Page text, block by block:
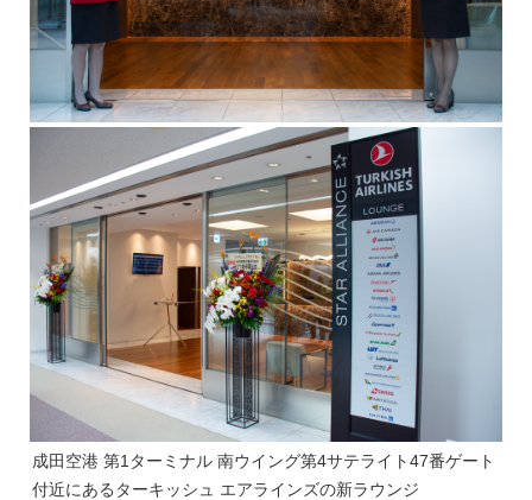
成田空港 第1ターミナル 南ウイング第4サテライト47番ゲート
付近にあるターキッシュ エアラインズの新ラウンジ